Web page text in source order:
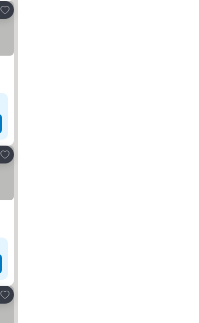
Lägg till i Mina Favoriter
Lägg till i Mina Favoriter
Lägg till i Mina Favoriter